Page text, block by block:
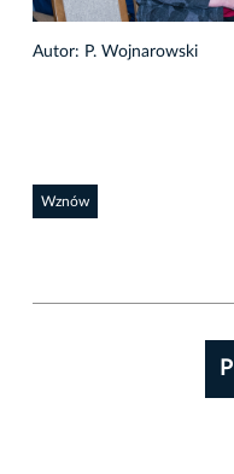
Autor: P. Wojnarowski
Wznów